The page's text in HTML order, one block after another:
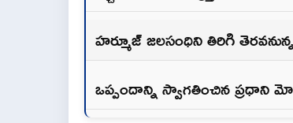
హ‌ర్మూజ్ జలసంధిని తిరిగి
ఒప్పందాన్ని స్వాగతించిన ప్రధాని